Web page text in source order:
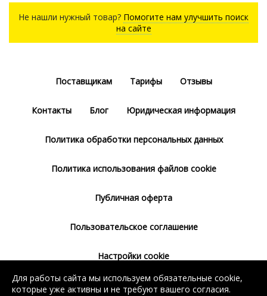
Не нашли нужный товар? Помогите нам улучшить поиск
на сайте
Поставщикам Тарифы Отзывы
Контакты Блог Юридическая информация
Политика обработки персональных данных
Политика использования файлов cookie
Публичная оферта
Пользовательское соглашение
Настройки cookie
Согласие на использование сервиса
Для работы сайта мы используем обязательные cookie,
которые уже активны и не требуют вашего согласия.